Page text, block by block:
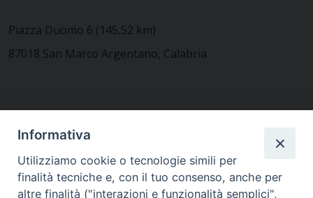
Piazza Duomo 6 (145,52 km)
87018 San Marco Argentano, Calabria
MODULISTICA
Informativa
Utilizziamo cookie o tecnologie simili per
finalità tecniche e, con il tuo consenso, anche per
altre finalità ("interazioni e funzionalità semplici",